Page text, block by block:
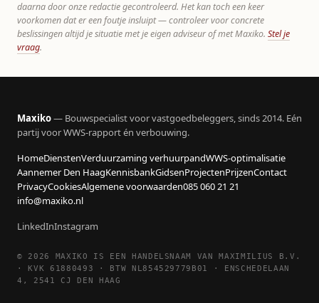
daarna door onze redactie gecontroleerd. Het kan toch een keer
voorkomen dat er een foutje insluipt — controleer voor concrete
beslissingen altijd je situatie met je eigen adviseur of met Maxiko. Stel je
vraag.
Maxiko— Bouwspecialist voor vastgoedbeleggers, sinds 2014. Eén
partij voor WWS-rapport én verbouwing.
HomeDienstenVerduurzaming verhuurpandWWS-optimalisatie
Aannemer Den HaagKennisbankGidsenProjectenPrijzenContact
PrivacyCookiesAlgemene voorwaarden085 060 21 21
info@maxiko.nl
LinkedInInstagram
© 2026 MAXIKO IS EEN HANDELSNAAM VAN MAXIMILIUS B.V.
· KVK 61880493 · BTW NL854529779B01 · ENSCHEDELAAN
4, 2541 CJ DEN HAAG